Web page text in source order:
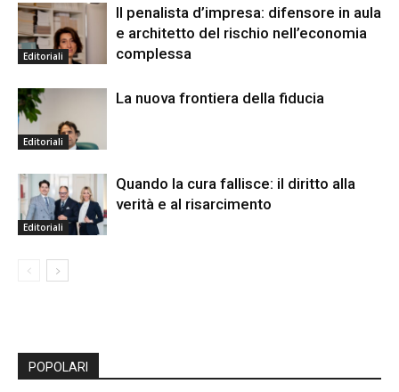
Editoriali
Il penalista d’impresa: difensore in aula
e architetto del rischio nell’economia
complessa
Editoriali
La nuova frontiera della fiducia
Editoriali
Quando la cura fallisce: il diritto alla
verità e al risarcimento
POPOLARI